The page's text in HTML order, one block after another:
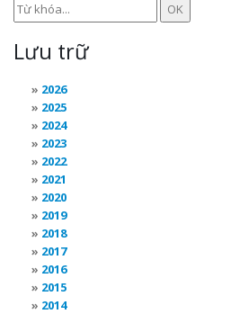
Lưu trữ
2026
2025
2024
2023
2022
2021
2020
2019
2018
2017
2016
2015
2014